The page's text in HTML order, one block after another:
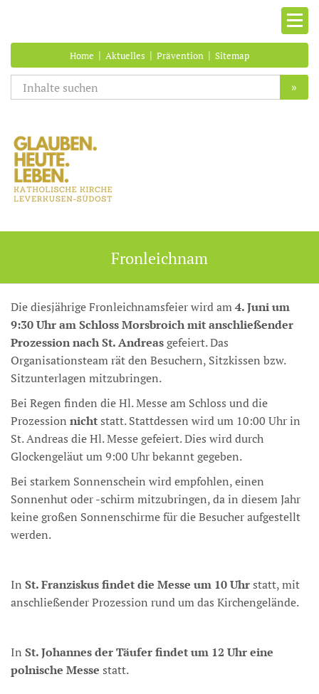
Home | Aktuelles | Prävention | Sitemap
»
Fronleichnam
Die diesjährige Fronleichnamsfeier wird am4. Juni um
9:30 Uhr am Schloss Morsbroich mit anschließender
Prozession nach St. Andreasgefeiert. Das
Organisationsteam rät den Besuchern, Sitzkissen bzw.
Sitzunterlagen mitzubringen.
Bei Regen finden die Hl. Messe am Schloss und die
Prozession nichtstatt. Stattdessen wird um 10:00 Uhr in
St. Andreas die Hl. Messe gefeiert. Dies wird durch
Glockengeläut um 9:00 Uhr bekannt gegeben.
Bei starkem Sonnenschein wird empfohlen, einen
Sonnenhut oder -schirm mitzubringen, da in diesem Jahr
keine großen Sonnenschirme für die Besucher aufgestellt
werden.
In St. Franziskus findet die Messe um 10 Uhrstatt, mit
anschließender Prozession rund um das Kirchengelände.
In St. Johannes der Täufer findet um 12 Uhr eine
polnische Messe statt.